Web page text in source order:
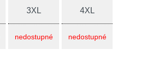
3XL
nedostupné
4XL
nedostupné